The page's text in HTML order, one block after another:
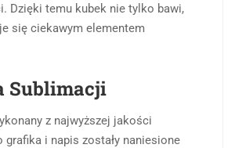
Dzięki temu kubek nie tylko bawi,
się ciekawym elementem
Sublimacji
z najwyższej jakości
grafika i napis zostały naniesione